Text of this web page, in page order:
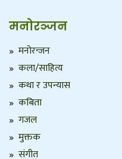
मनोरञ्जन
मनोरन्जन
कला/साहित्य
कथा र उपन्यास
कबिता
गजल
मुक्तक
संगीत